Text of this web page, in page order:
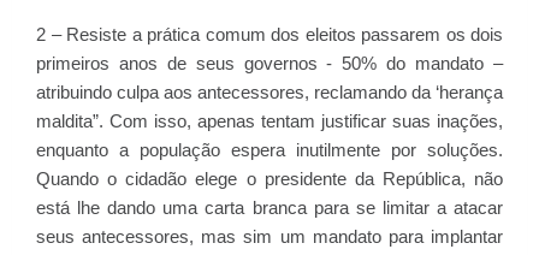
2 – Resiste a prática comum dos eleitos passarem os dois
primeiros anos de seus governos - 50% do mandato –
atribuindo culpa aos antecessores, reclamando da ‘herança
maldita”. Com isso, apenas tentam justificar suas inações,
enquanto a população espera inutilmente por soluções.
Quando o cidadão elege o presidente da República, não
está lhe dando uma carta branca para se limitar a atacar
seus antecessores, mas sim um mandato para implantar